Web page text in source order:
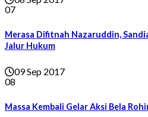
07
Merasa Difitnah Nazaruddin,
Jalur Hukum
09 Sep 2017
08
Massa Kembali Gelar Aksi Bela